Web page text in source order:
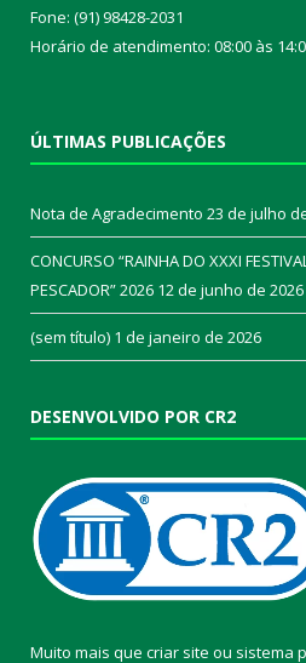
Fone: (91) 98428-2031
Horário de atendimento: 08:00 às
ÚLTIMAS PUBLICAÇÕES
Nota de Agradecimento 23 de julho
CONCURSO “RAINHA DO XXXI
PESCADOR” 2026 12 de junho de 2026
(sem título) 1 de janeiro de 2026
DESENVOLVIDO POR CR2
Muito mais que criar site ou sistema